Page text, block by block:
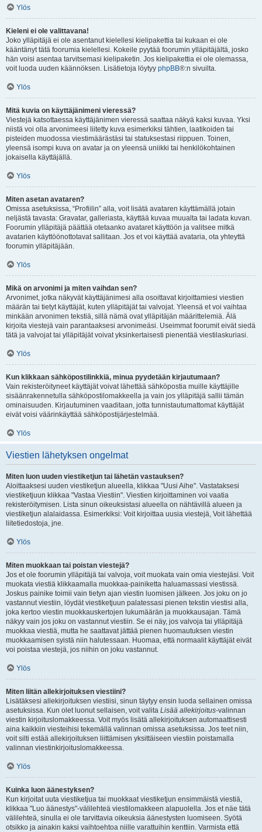
Ylös
Kieleni ei ole valittavana!
Joko ylläpitäjä ei ole asentanut kielellesi kielipakettia tai kukaan ei ole
kääntänyt tätä foorumia kielellesi. Kokeile pyytää foorumin ylläpitäjältä, josko
hän voisi asentaa tarvitsemasi kielipaketin. Jos kielipakettia ei ole olemassa,
voit luoda uuden käännöksen. Lisätietoja löytyy phpBB®:n sivuilta.
Ylös
Mitä kuvia on käyttäjänimeni vieressä?
Viestejä katsottaessa käyttäjänimen vieressä saattaa näkyä kaksi kuvaa. Yksi
niistä voi olla arvonimeesi liitetty kuva esimerkiksi tähtien, laatikoiden tai
pisteiden muodossa viestimäärästäsi tai statuksestasi riippuen. Toinen,
yleensä isompi kuva on avatar ja on yleensä uniikki tai henkilökohtainen
jokaisella käyttäjällä.
Ylös
Miten asetan avataren?
Omissa asetuksissa, “Profiilin” alla, voit lisätä avataren käyttämällä jotain
neljästä tavasta: Gravatar, galleriasta, käyttää kuvaa muualta tai ladata kuvan.
Foorumin ylläpitäjä päättää otetaanko avataret käyttöön ja valitsee mitkä
avatarien käyttöönottotavat sallitaan. Jos et voi käyttää avataria, ota yhteyttä
foorumin ylläpitäjään.
Ylös
Mikä on arvonimi ja miten vaihdan sen?
Arvonimet, jotka näkyvät käyttäjänimesi alla osoittavat kirjoittamiesi viestien
määrän tai tietyt käyttäjät, kuten ylläpitäjät tai valvojat. Yleensä et voi vaihtaa
minkään arvonimen tekstiä, sillä nämä ovat ylläpitäjän määrittelemiä. Älä
kirjoita viestejä vain parantaaksesi arvonimeäsi. Useimmat foorumit eivät siedä
tätä ja valvojat tai ylläpitäjät voivat yksinkertaisesti pienentää viestilaskuriasi.
Ylös
Kun klikkaan sähköpostilinkkiä, minua pyydetään kirjautumaan?
Vain rekisteröityneet käyttäjät voivat lähettää sähköpostia muille käyttäjille
sisäänrakennetulla sähköpostilomakkeella ja vain jos ylläpitäjä sallii tämän
ominaisuuden. Kirjautuminen vaaditaan, jotta tunnistautumattomat käyttäjät
eivät voisi väärinkäyttää sähköpostijärjestelmää.
Ylös
Viestien lähetyksen ongelmat
Miten luon uuden viestiketjun tai lähetän vastauksen?
Aloittaaksesi uuden viestiketjun alueella, klikkaa "Uusi Aihe". Vastataksesi
viestiketjuun klikkaa "Vastaa Viestiin". Viestien kirjoittaminen voi vaatia
rekisteröitymisen. Lista sinun oikeuksistasi alueella on nähtävillä alueen ja
viestiketjun alalaidassa. Esimerkiksi: Voit kirjoittaa uusia viestejä, Voit lähettää
liitetiedostoja, jne.
Ylös
Miten muokkaan tai poistan viestejä?
Jos et ole foorumin ylläpitäjä tai valvoja, voit muokata vain omia viestejäsi. Voit
muokata viestiä klikkaamalla muokkaa-painiketta haluamassasi viestissä.
Joskus painike toimii vain tietyn ajan viestin luomisen jälkeen. Jos joku on jo
vastannut viestiin, löydät viestiketjuun palatessasi pienen tekstin viestisi alla,
joka kertoo viestin muokkauskertojen lukumäärän ja muokkausajan. Tämä
näkyy vain jos joku on vastannut viestiin. Se ei näy, jos valvoja tai ylläpitäjä
muokkaa viestiä, mutta he saattavat jättää pienen huomautuksen viestin
muokkaamisen syistä niin halutessaan. Huomaa, että normaalit käyttäjät eivät
voi poistaa viestejä, jos niihin on joku vastannut.
Ylös
Miten liitän allekirjoituksen viestiini?
Lisätäksesi allekirjoituksen viestiisi, sinun täytyy ensin luoda sellainen omissa
asetuksissa. Kun olet luonut sellaisen, voit valita Lisää allekirjoitus-valinnan
viestin kirjoituslomakkeessa. Voit myös lisätä allekirjoituksen automaattisesti
aina kaikkiin viesteihisi tekemällä valinnan omissa asetuksissa. Jos teet niin,
voit silti estää allekirjoituksen liittämisen yksittäiseen viestiin poistamalla
valinnan viestinkirjoituslomakkeessa.
Ylös
Kuinka luon äänestyksen?
Kun kirjoitat uuta viestiketjua tai muokkaat viestiketjun ensimmäistä viestiä,
klikkaa "Luo äänestys"-välilehteä viestilomakkeen alapuolella. Jos et näe tätä
välilehteä, sinulla ei ole tarvittavia oikeuksia äänestysten luomiseen. Syötä
otsikko ja ainakin kaksi vaihtoehtoa niille varattuihin kenttiin. Varmista että